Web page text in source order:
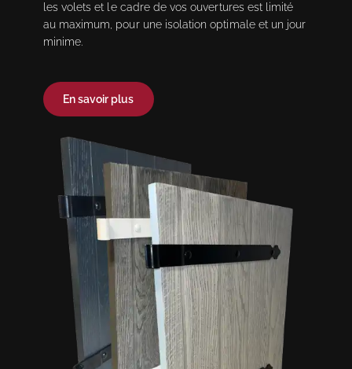
les volets et le cadre de vos ouvertures est limité
au maximum, pour une isolation optimale et un jour
minime.
En savoir plus